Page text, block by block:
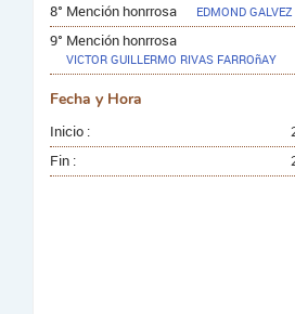
8° Mención honrrosa EDMOND
9° Mención honrrosa
VICTOR GUILLERMO RIVAS FARROñAY
Fecha y Hora
Inicio :
Fin :